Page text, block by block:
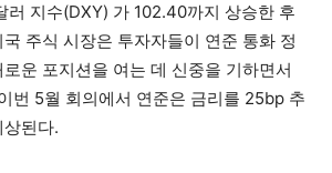
러 지수(DXY) 가 102.40까지 상승한 후
주식 시장은 투자자들이 연준 통화 정
운 포지션을 여는 데 신중을 기하면서
번 5월 회의에서 연준은 금리를 25bp 추
된다.